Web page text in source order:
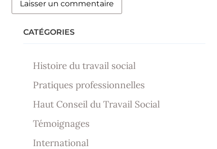
CATÉGORIES
Histoire du travail social
Pratiques professionnelles
Haut Conseil du Travail Social
Témoignages
International